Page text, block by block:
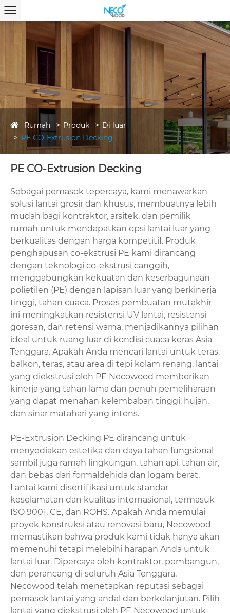
Rumah Produk
Di luar
PE CO-Extrusion Decking
PE CO-Extrusion Decking
Sebagai pemasok tepercaya, kami menawarkan
solusi lantai grosir dan khusus, membuatnya lebih
mudah bagi kontraktor, arsitek, dan pemilik
rumah untuk mendapatkan opsi lantai luar yang
berkualitas dengan harga kompetitif. Produk
penghapusan co-ekstrusi PE kami dirancang
dengan teknologi co-ekstrusi canggih,
menggabungkan kekuatan dan keserbagunaan
polietilen (PE) dengan lapisan luar yang berkinerja
tinggi, tahan cuaca. Proses pembuatan mutakhir
ini meningkatkan resistensi UV lantai, resistensi
goresan, dan retensi warna, menjadikannya pilihan
ideal untuk ruang luar di kondisi cuaca keras Asia
Tenggara. Apakah Anda mencari lantai untuk teras,
balkon, teras, atau area di tepi kolam renang, lantai
yang diekstrusi oleh PE Necowood memberikan
kinerja yang tahan lama dan penuh pemeliharaan
yang dapat menahan kelembaban tinggi, hujan,
dan sinar matahari yang intens.
PE-Extrusion Decking PE dirancang untuk
menyediakan estetika dan daya tahan fungsional
sambil juga ramah lingkungan, tahan api, tahan air,
dan bebas dari formaldehida dan logam berat.
Lantai kami disertifikasi untuk standar
keselamatan dan kualitas internasional, termasuk
ISO 9001, CE, dan ROHS. Apakah Anda memulai
proyek konstruksi atau renovasi baru, Necowood
memastikan bahwa produk kami tidak hanya akan
memenuhi tetapi melebihi harapan Anda untuk
lantai luar. Dipercaya oleh kontraktor, pembangun,
dan perancang di seluruh Asia Tenggara,
Necowood telah menetapkan reputasi sebagai
pemasok lantai yang andal dan berkelanjutan. Pilih
lantai yang diekstrusi oleh PE Necowood untuk